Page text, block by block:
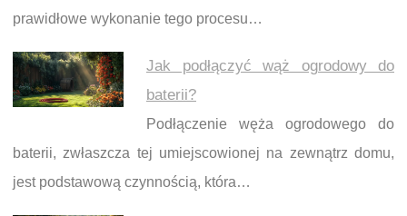
prawidłowe wykonanie tego procesu…
Jak podłączyć wąż ogrodowy do
baterii?
Podłączenie węża ogrodowego do
baterii, zwłaszcza tej umiejscowionej na zewnątrz domu,
jest podstawową czynnością, która…